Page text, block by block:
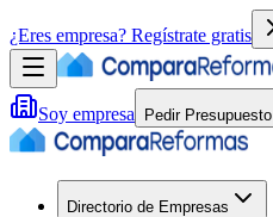
¿Eres empresa? Regístrate gratis
Soy empresa Pedir Presupuesto
Directorio de Empresas